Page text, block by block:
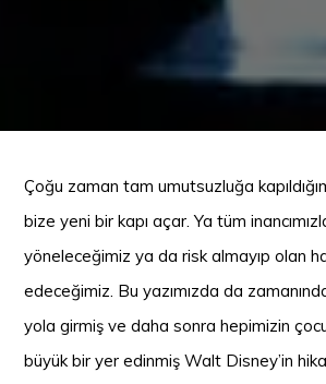
Çoğu zaman tam umutsuzluğa
bize yeni bir kapı açar. Ya tüm
yöneleceğimiz ya da risk almayıp olan
edeceğimiz. Bu yazımızda da
yola girmiş ve daha sonra hepimizin
büyük bir yer edinmiş Walt Disney’in